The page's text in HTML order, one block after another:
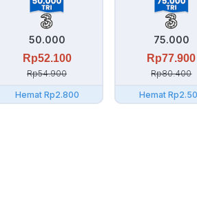
50.000
Rp52.100
Rp54.900
Hemat Rp2.800
75.000
Rp77.900
Rp80.400
Hemat